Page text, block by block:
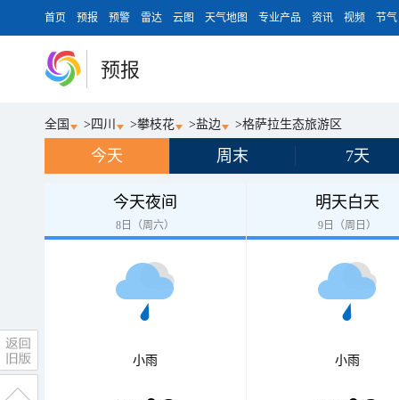
首页 预报 预警 雷达 云图 天气地图 专业产品 资讯 视频 节气
预报
全国 > 四川 >攀枝花 >盐边 >格萨拉生态旅游区
今天 周末 7天
今天夜间
8日（周六）
小雨
明天白天
9日（周日）
小雨